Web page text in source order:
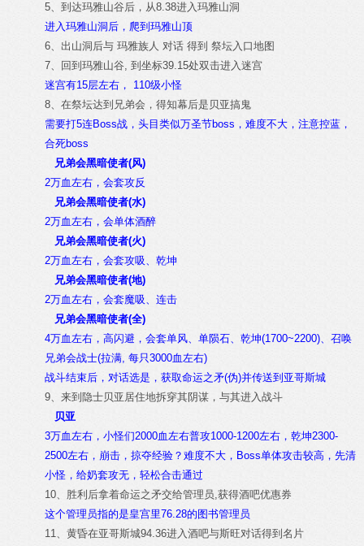
5、到达玛雅山谷后，从8.38进入玛雅山洞
进入玛雅山洞后，爬到玛雅山顶
6、出山洞后与 玛雅族人 对话 得到 祭坛入口地图
7、回到玛雅山谷, 到坐标39.15处双击进入迷宫
迷宫有15层左右， 110级小怪
8、在祭坛达到兄弟会，得知幕后是贝亚搞鬼
需要打5连Boss战，头目类似万圣节boss，难度不大，注意控蓝，
合死boss
兄弟会黑暗使者(风)
2万血左右，会套攻反
兄弟会黑暗使者(水)
2万血左右，会单体酒醉
兄弟会黑暗使者(火)
2万血左右，会套攻吸、乾坤
兄弟会黑暗使者(地)
2万血左右，会套魔吸、连击
兄弟会黑暗使者(全)
4万血左右，高闪避，会套单风、单陨石、乾坤(1700~2200)、召唤
兄弟会战士(拉满, 每只3000血左右)
战斗结束后，对话选是，获取命运之矛(伪)并传送到亚哥斯城
9、来到隐士贝亚居住地拆穿其阴谋，与其进入战斗
贝亚
3万血左右，小怪们2000血左右普攻1000-1200左右，乾坤2300-
2500左右，崩击，掠夺经验？难度不大，Boss单体攻击较高，先清
小怪，给奶套攻无，轻松合击通过
10、胜利后拿着命运之矛交给管理员,获得酒吧优惠券
这个管理员指的是皇宫里76.28的图书管理员
11、黄昏在亚哥斯城94.36进入酒吧与斯旺对话得到名片